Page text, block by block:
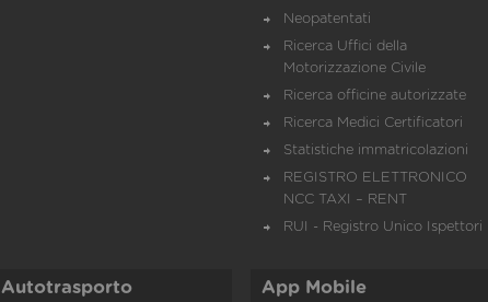
Neopatentati
Ricerca Uffici della
Motorizzazione Civile
Ricerca officine autorizzate
Ricerca Medici Certificatori
Statistiche immatricolazioni
REGISTRO ELETTRONICO
NCC TAXI – RENT
RUI - Registro Unico Ispettori
Autotrasporto App Mobile